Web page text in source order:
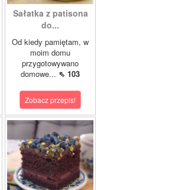
Sałatka z patisona
do...
Od kiedy pamiętam, w
moim domu
przygotowywano
domowe... ⇖ 103
Zobacz przepis!